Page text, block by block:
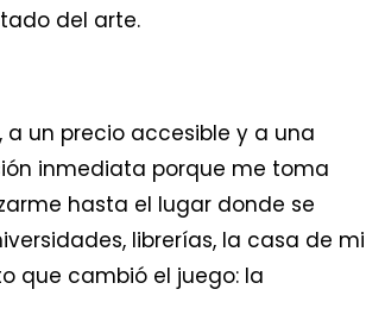
del arte.
un precio accesible y a una
inmediata porque me toma
hasta el lugar donde se
librerías, la casa de mi
que cambió el juego: la